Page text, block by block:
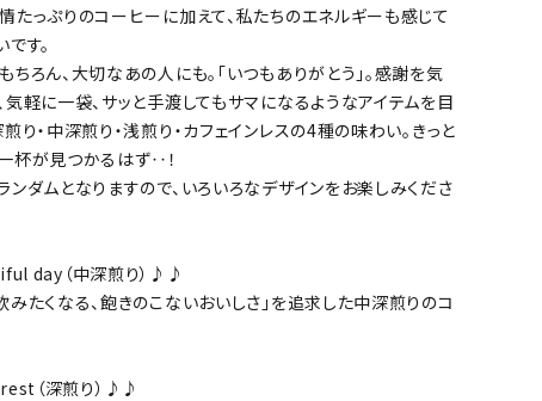
たっぷりのコーヒーに加えて、私たちのエネルギーも感じて
す。
ちろん、大切なあの人にも。「いつもありがとう」。感謝を気
気軽に一袋、サッと手渡してもサマになるようなアイテムを目
り・中深煎り・浅煎り・カフェインレスの4種の味わい。きっと
杯が見つかるはず‥！
ンダムとなりますので、いろいろなデザインをお楽しみくださ
day（中深煎り）♪♪
みたくなる、飽きのこないおいしさ」を追求した中深煎りのコ
（深煎り）♪♪